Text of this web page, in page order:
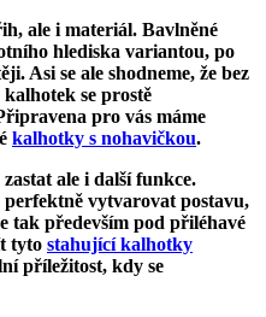
ale i materiál. Bavlněné
hlediska variantou, po
Asi se ale shodneme, že bez
se prostě
pro vás máme
kalhotky s nohavičkou.
ale i další funkce.
perfektně vytvarovat postavu,
tak především pod přiléhavé
tyto stahující kalhotky
příležitost, kdy se